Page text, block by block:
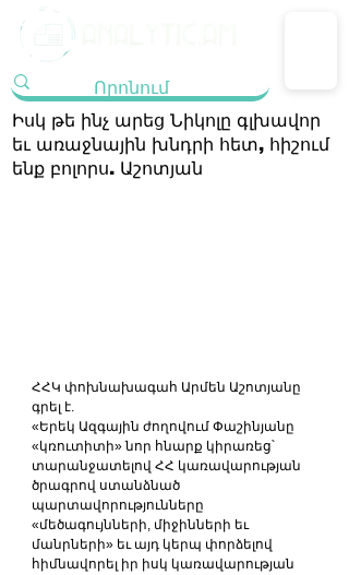
Իսկ թե ինչ արեց Նիկոլը գլխավոր
եւ առաջնային խնդրի հետ, հիշում
ենք բոլորս. Աշոտյան
ՀՀԿ փոխնախագահ Արմեն Աշոտյանը
գրել է.
«Երեկ Ազգային ժողովում Փաշինյանը
«կռուտիտի» նոր հնարք կիրառեց՝
տարանջատելով ՀՀ կառավարության
ծրագրով ստանձնած
պարտավորությունները
«մեծագույնների, միջինների եւ
մանրների» եւ այդ կերպ փորձելով
հիմնավորել իր իսկ կառավարության